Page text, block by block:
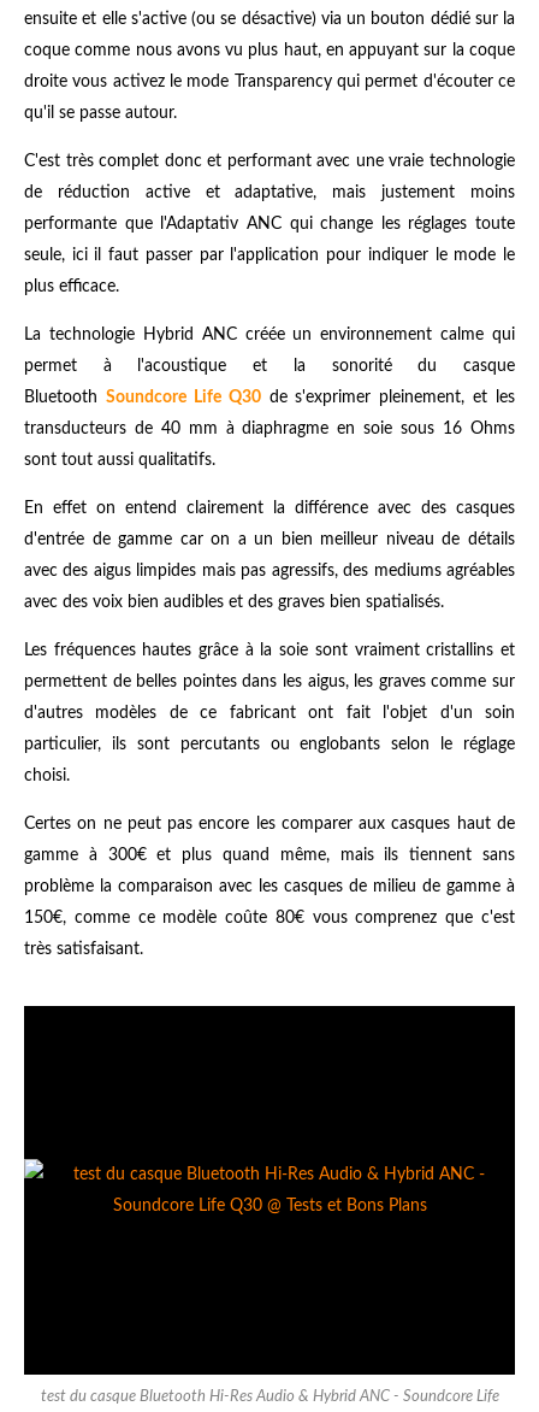
ensuite et elle s'active (ou se désactive) via un bouton dédié sur la
coque comme nous avons vu plus haut, en appuyant sur la coque
droite vous activez le mode Transparency qui permet d'écouter ce
qu'il se passe autour.
C'est très complet donc et performant avec une vraie technologie
de réduction active et adaptative, mais justement moins
performante que l'Adaptativ ANC qui change les réglages toute
seule, ici il faut passer par l'application pour indiquer le mode le
plus efficace.
La technologie Hybrid ANC créée un environnement calme qui
permet à l'acoustique et la sonorité du casque
Bluetooth Soundcore Life Q30de s'exprimer pleinement, et les
transducteurs de 40 mm à diaphragme en soie sous 16 Ohms
sont tout aussi qualitatifs.
En effet on entend clairement la différence avec des casques
d'entrée de gamme car on a un bien meilleur niveau de détails
avec des aigus limpides mais pas agressifs, des mediums agréables
avec des voix bien audibles et des graves bien spatialisés.
Les fréquences hautes grâce à la soie sont vraiment cristallins et
permettent de belles pointes dans les aigus, les graves comme sur
d'autres modèles de ce fabricant ont fait l'objet d'un soin
particulier, ils sont percutants ou englobants selon le réglage
choisi.
Certes on ne peut pas encore les comparer aux casques haut de
gamme à 300€ et plus quand même, mais ils tiennent sans
problème la comparaison avec les casques de milieu de gamme à
150€, comme ce modèle coûte 80€ vous comprenez que c'est
très satisfaisant.
test du casque Bluetooth Hi-Res Audio & Hybrid ANC - Soundcore Life